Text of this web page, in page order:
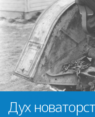
Дух